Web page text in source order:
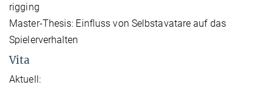
rigging
Master-Thesis: Einfluss von Selbstavatare auf das
Spielerverhalten
Vita
Aktuell: